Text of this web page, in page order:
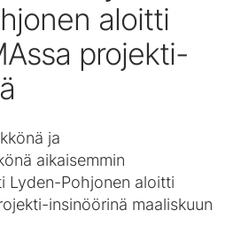
aloitti
projekti-
ja
aikaisemmin
Lyden-Pohjonen aloitti
insinöörinä maaliskuun